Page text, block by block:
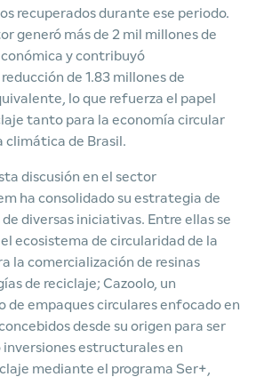
recuperados durante ese periodo.
generó más de 2 mil millones de
y contribuyó
de 1.83 millones de
lo que refuerza el papel
tanto para la economía circular
climática de Brasil.
discusión en el sector
ha consolidado su estrategia de
diversas iniciativas. Entre ellas se
ecosistema de circularidad de la
la comercialización de resinas
de reciclaje; Cazoolo, un
de empaques circulares enfocado en
desde su origen para ser
inversiones estructurales en
mediante el programa Ser+,